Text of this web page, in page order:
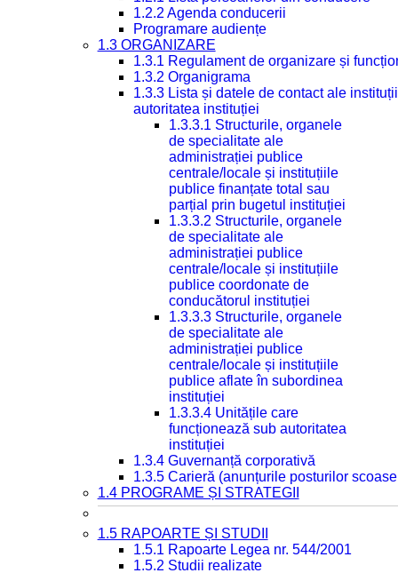
1.2.2 Agenda conducerii
Programare audiențe
1.3 ORGANIZARE
1.3.1 Regulament de organizare și
1.3.2 Organigrama
1.3.3 Lista și datele de contact ale
autoritatea instituției
1.3.3.1 Structurile, organele
de specialitate ale
administrației publice
centrale/locale și instituțiile
publice finanțate total sau
parțial prin bugetul instituției
1.3.3.2 Structurile, organele
de specialitate ale
administrației publice
centrale/locale și instituțiile
publice coordonate de
conducătorul instituției
1.3.3.3 Structurile, organele
de specialitate ale
administrației publice
centrale/locale și instituțiile
publice aflate în subordinea
instituției
1.3.3.4 Unitățile care
funcționează sub autoritatea
instituției
1.3.4 Guvernanță corporativă
1.3.5 Carieră (anunțurile posturilor
1.4 PROGRAME ȘI STRATEGII
1.5 RAPOARTE ȘI STUDII
1.5.1 Rapoarte Legea nr. 544/2001
1.5.2 Studii realizate